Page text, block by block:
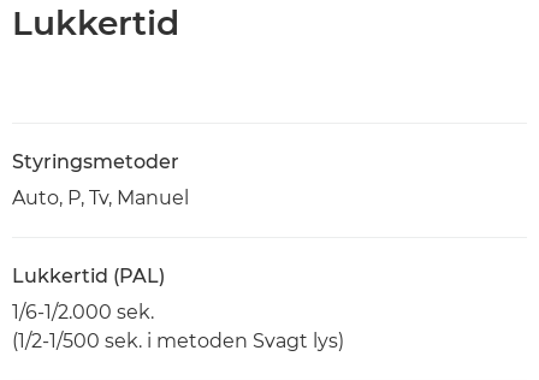
Lukkertid
Styringsmetoder
Auto, P, Tv, Manuel
Lukkertid (PAL)
1/6-1/2.000 sek.
(1/2-1/500 sek. i metoden Svagt lys)